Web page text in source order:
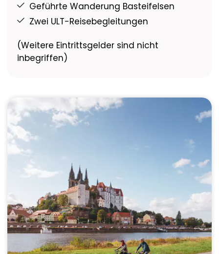
Geführte Wanderung Basteifelsen
Zwei ULT-Reisebegleitungen
(Weitere Eintrittsgelder sind nicht
inbegriffen)